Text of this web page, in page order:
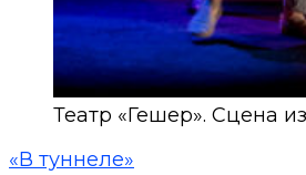
Театр «Гешер». Сцена
«В туннеле»